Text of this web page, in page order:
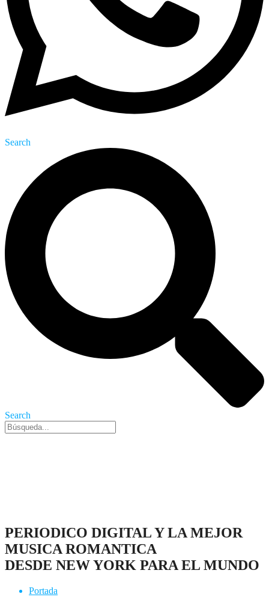
Search
Search
PERIODICO DIGITAL Y LA MEJOR
MUSICA ROMANTICA
DESDE NEW YORK PARA EL MUNDO
Portada